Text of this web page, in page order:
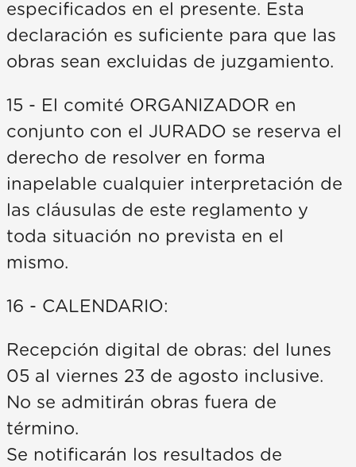
especificados en el presente. Esta
declaración es suficiente para que las
obras sean excluidas de juzgamiento.
15 - El comité ORGANIZADOR en
conjunto con el JURADO se reserva el
derecho de resolver en forma
inapelable cualquier interpretación de
las cláusulas de este reglamento y
toda situación no prevista en el
mismo.
16 - CALENDARIO:
Recepción digital de obras: del lunes
05 al viernes 23 de agosto inclusive.
No se admitirán obras fuera de
término.
Se notificarán los resultados de